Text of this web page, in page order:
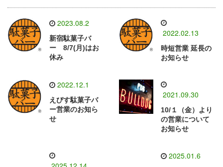
2023.08.2
新宿駄菓子バ
ー 8/7(月)はお
休み
2022.02.13
時短営業 延長の
お知らせ
2022.12.1
えびす駄菓子バ
ー営業のお知ら
せ
2021.09.30
10/１（金）より
の営業について
お知らせ
2025.01.6